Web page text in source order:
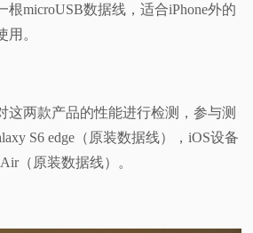
microUSB数据线，适合iPhone外的
用。
这两款产品的性能进行检测，参与测
S6 edge（原装数据线），iOS设备
（原装数据线）。